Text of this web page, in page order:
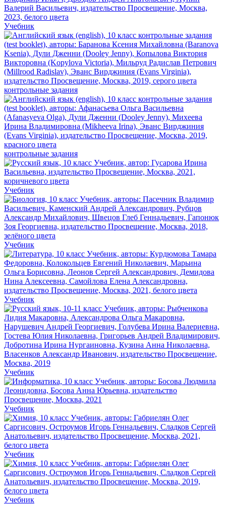
Учебник
контрольные задания
контрольные задания
Учебник
Учебник
Учебник
Учебник
Учебник
Учебник
Учебник